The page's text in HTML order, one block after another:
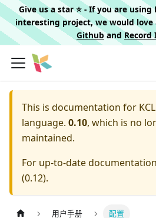
Give us a star ⭐️ - If you are
interesting project, we would love
Githuband Record
This is documentation for
language. 0.10, which is no
maintained.
For up-to-date
(0.12).
用户手册 配置